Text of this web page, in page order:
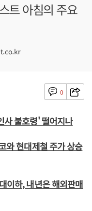
트 아침의 주요
0
불호령' 떨어지나
와 현대제철 주가 상승
이하, 내년은 해외판매